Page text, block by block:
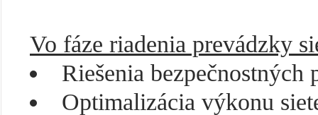
Vo fáze riadenia prevádzky
Riešenia bezpečnostných
Optimalizácia výkonu